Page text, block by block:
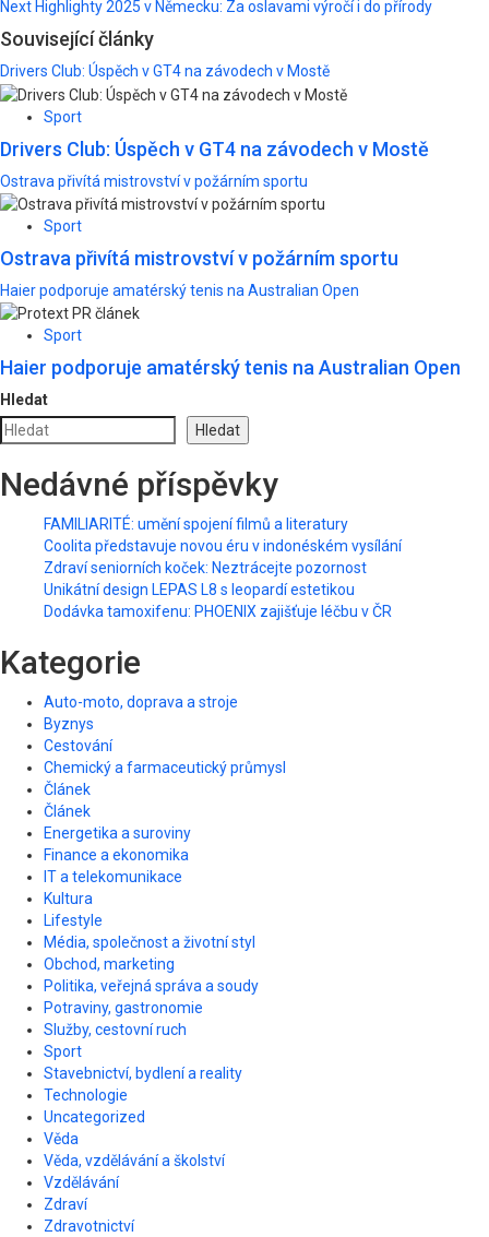
navigation
Next Highlighty 2025 v Německu: Za oslavami výročí i do přírody
Související články
Drivers Club: Úspěch v GT4 na závodech v Mostě
Sport
Drivers Club: Úspěch v GT4 na závodech v Mostě
Ostrava přivítá mistrovství v požárním sportu
Sport
Ostrava přivítá mistrovství v požárním sportu
Haier podporuje amatérský tenis na Australian Open
Sport
Haier podporuje amatérský tenis na Australian Open
Hledat
Hledat
Nedávné příspěvky
FAMILIARITÉ: umění spojení filmů a literatury
Coolita představuje novou éru v indonéském vysílání
Zdraví seniorních koček: Neztrácejte pozornost
Unikátní design LEPAS L8 s leopardí estetikou
Dodávka tamoxifenu: PHOENIX zajišťuje léčbu v ČR
Kategorie
Auto-moto, doprava a stroje
Byznys
Cestování
Chemický a farmaceutický průmysl
Článek
Článek
Energetika a suroviny
Finance a ekonomika
IT a telekomunikace
Kultura
Lifestyle
Média, společnost a životní styl
Obchod, marketing
Politika, veřejná správa a soudy
Potraviny, gastronomie
Služby, cestovní ruch
Sport
Stavebnictví, bydlení a reality
Technologie
Uncategorized
Věda
Věda, vzdělávání a školství
Vzdělávání
Zdraví
Zdravotnictví